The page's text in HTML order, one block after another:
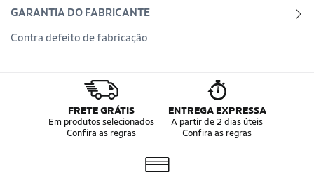
GARANTIA DO FABRICANTE
Contra defeito de fabricação
FRETE GRÁTIS
Em produtos selecionados
Confira as regras
ENTREGA EXPRESSA
A partir de 2 dias úteis
Confira as regras